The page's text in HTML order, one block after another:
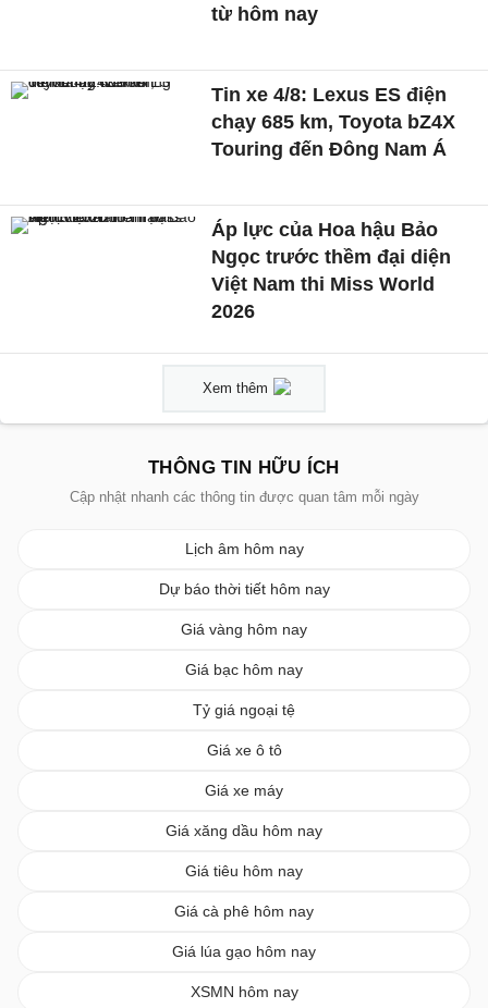
từ hôm nay
Tin xe 4/8: Lexus ES điện
chạy 685 km, Toyota bZ4X
Touring đến Đông Nam Á
Áp lực của Hoa hậu Bảo
Ngọc trước thềm đại diện
Việt Nam thi Miss World
2026
Xem thêm
THÔNG TIN HỮU ÍCH
Cập nhật nhanh các thông tin được quan tâm mỗi ngày
Lịch âm hôm nay
Dự báo thời tiết hôm nay
Giá vàng hôm nay
Giá bạc hôm nay
Tỷ giá ngoại tệ
Giá xe ô tô
Giá xe máy
Giá xăng dầu hôm nay
Giá tiêu hôm nay
Giá cà phê hôm nay
Giá lúa gạo hôm nay
XSMN hôm nay